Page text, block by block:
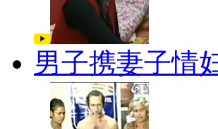
男子携妻子情